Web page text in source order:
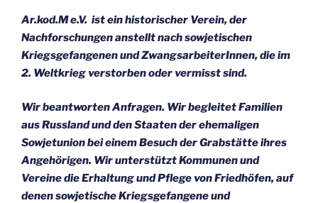
Ar.kod.M e.V. ist ein historischer Verein, der
Nachforschungen anstellt nach sowjetischen
Kriegsgefangenen und ZwangsarbeiterInnen, die im
2. Weltkrieg verstorben oder vermisst sind.
Wirbeantworten Anfragen. Wirbegleitet Familien
aus Russland und den Staaten der ehemaligen
Sowjetunion bei einem Besuch der Grabstätte ihres
Angehörigen. Wirunterstützt Kommunen und
Vereine die Erhaltung und Pflege von Friedhöfen, auf
denen sowjetische Kriegsgefangene und